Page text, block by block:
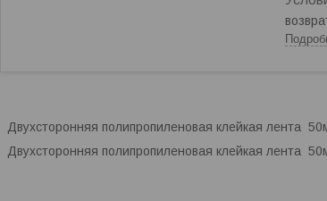
Двухсторонняя полипропиленовая клейкая лента
Двухсторонняя полипропиленовая клейкая лента